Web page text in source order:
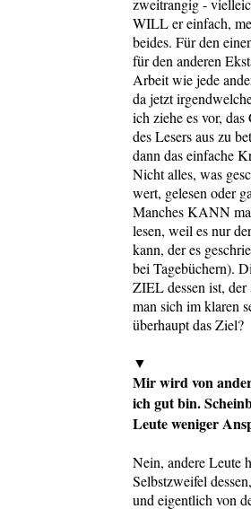
zweitrangig -
WILL er einfach,
beides. Für den
für den anderen
Arbeit wie jede
da jetzt
ich ziehe es vor,
des Lesers aus zu
dann das einfache
Nicht alles, was
wert, gelesen oder
Manches KANN
lesen, weil es nur
kann, der es
bei Tagebüchern).
ZIEL dessen ist,
man sich im klaren
überhaupt das Ziel?
▼
Mir wird von
ich gut bin.
Leute weniger
Nein, andere Leute
Selbstzweifel
und eigentlich von